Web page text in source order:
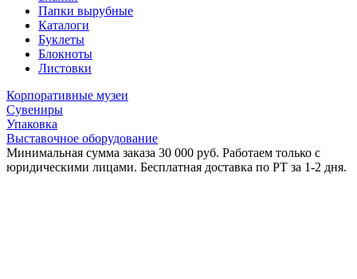
Папки вырубные
Каталоги
Буклеты
Блокноты
Листовки
Корпоративные музеи
Сувениры
Упаковка
Выставочное оборудование
Минимальная сумма заказа 30 000 руб. Работаем только с
юридическими лицами. Бесплатная доставка по РТ за 1-2 дня.